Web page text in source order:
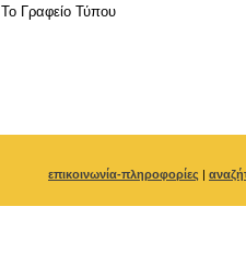
To Γραφείο Τύπου
επικοινωνία-πληροφορίες |